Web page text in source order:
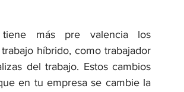
más pre valencia los
híbrido, como trabajador
del trabajo. Estos cambios
en tu empresa se cambie la